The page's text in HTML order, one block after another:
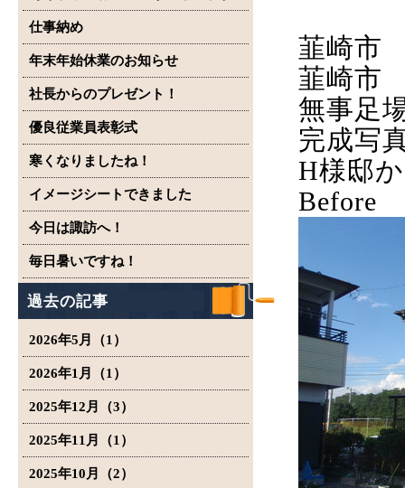
仕事納め
年末年始休業のお知らせ
社長からのプレゼント！
優良従業員表彰式
寒くなりましたね！
イメージシートできました
今日は諏訪へ！
毎日暑いですね！
過去の記事
2026年5月（1）
2026年1月（1）
2025年12月（3）
2025年11月（1）
2025年10月（2）
韮崎市
韮崎市
無事足
完成写
H様邸
Before